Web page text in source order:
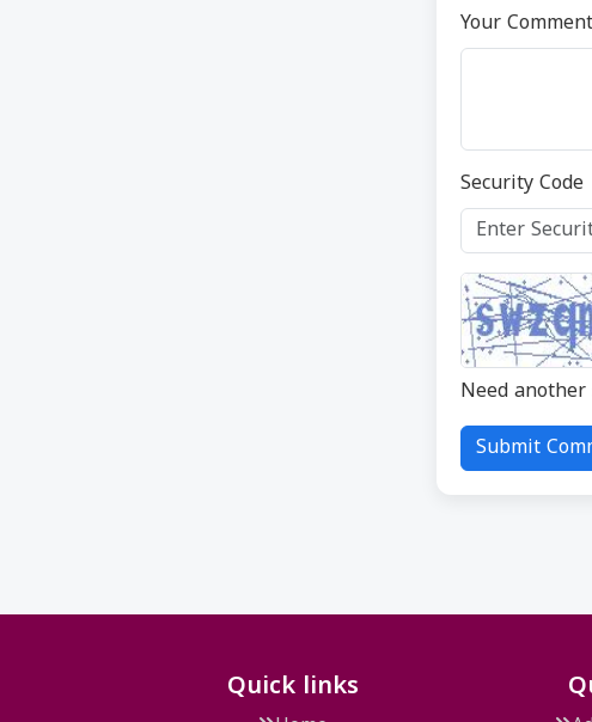
Your Comment
Security Code
Need another
Submit
Quick links